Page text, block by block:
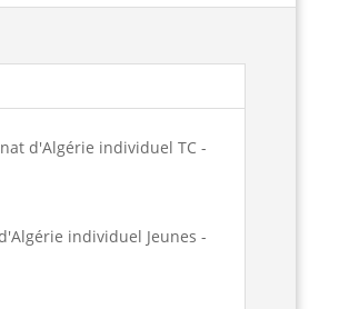
2025-2026Lire la suite
dames et...
d'Algérie individuel TC -
individuel Jeunes -